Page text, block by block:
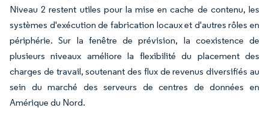
Niveau 2 restent utiles pour la mise en cache de contenu, les
systèmes d'exécution de fabrication locaux et d'autres rôles en
périphérie. Sur la fenêtre de prévision, la coexistence de
plusieurs niveaux améliore la flexibilité du placement des
charges de travail, soutenant des flux de revenus diversifiés au
sein du marché des serveurs de centres de données en
Amérique du Nord.